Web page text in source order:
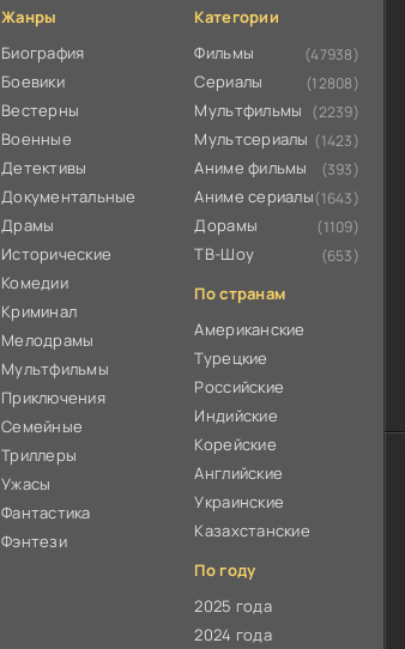
Жанры
Биография
Боевики
Вестерны
Военные
Детективы
Документальные
Драмы
Исторические
Комедии
Криминал
Мелодрамы
Мультфильмы
Приключения
Семейные
Триллеры
Ужасы
Фантастика
Фэнтези
Категории
Фильмы
(47938)
Сериалы (12808)
Мультфильмы (2239)
Мультсериалы (1423)
Аниме фильмы (393)
Аниме сериалы(1643)
Дорамы (1109)
ТВ-Шоу (653)
По странам
Американские
Турецкие
Российские
Индийские
Корейские
Английские
Украинские
Казахстанские
По году
2025 года
2024 года